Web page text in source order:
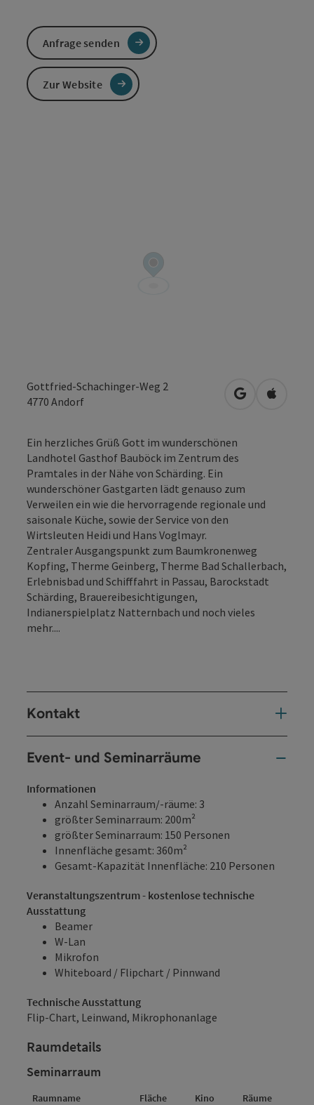
Gottfried-Schachinger-Weg 2
4770 Andorf in Google
in
Ein herzliches Grüß Gott im wunderschönen
Landhotel Gasthof Bauböck im Zentrum des
Pramtales in der Nähe von Schärding. Ein
wunderschöner Gastgarten lädt genauso zum
Verweilen ein wie die hervorragende regionale und
saisonale Küche, sowie der Service von den
Wirtsleuten Heidi und Hans Voglmayr.
Zentraler Ausgangspunkt zum Baumkronenweg
Kopfing, Therme Geinberg, Therme Bad Schallerbach,
Erlebnisbad und Schifffahrt in Passau, Barockstadt
Schärding, Brauereibesichtigungen,
Indianerspielplatz Natternbach und noch vieles
mehr....
Kontakt
Event- und Seminarräume
Informationen
Anzahl Seminarraum/-räume: 3
größter Seminarraum: 200m²
größter Seminarraum: 150 Personen
Innenfläche gesamt: 360m²
Gesamt-Kapazität Innenfläche: 210 Personen
Veranstaltungszentrum - kostenlose technische
Ausstattung
Beamer
W-Lan
Mikrofon
Whiteboard / Flipchart / Pinnwand
Technische Ausstattung
Flip-Chart, Leinwand, Mikrophonanlage
Raumdetails
Seminarraum
Raumname Fläche Kino Räume
Anfrage senden
Zur Website